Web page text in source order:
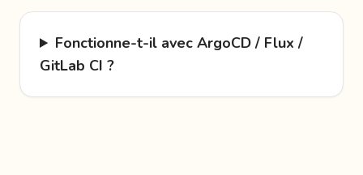
Fonctionne-t-il avec ArgoCD / Flux /
GitLab CI ?